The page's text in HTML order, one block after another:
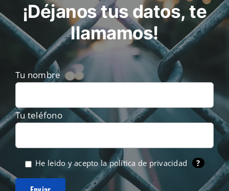
¡Déjanos tus datos, te
llamamos!
Tu nombre
Tu teléfono
He leido y acepto lapolítica de privacidad ?